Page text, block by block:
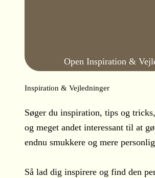
Open Inspiration &
Inspiration & Vejledninger
Søger du inspiration, tips og
og meget andet interessant til at
endnu smukkere og mere
Så lad dig inspirere og find den